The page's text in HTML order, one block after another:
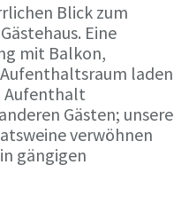
Blick zum
Eine
mit Balkon,
laden
Aufenthalt
Gästen; unsere
verwöhnen
gängigen